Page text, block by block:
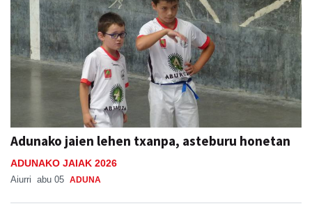
Adunako jaien lehen txanpa, asteburu honetan
ADUNAKO JAIAK 2026
Aiurri abu 05 ADUNA